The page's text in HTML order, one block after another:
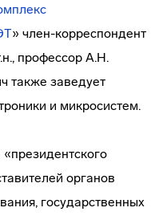
» член-корреспондент
профессор А.Н.
также заведует
и микросистем.
органов
государственных